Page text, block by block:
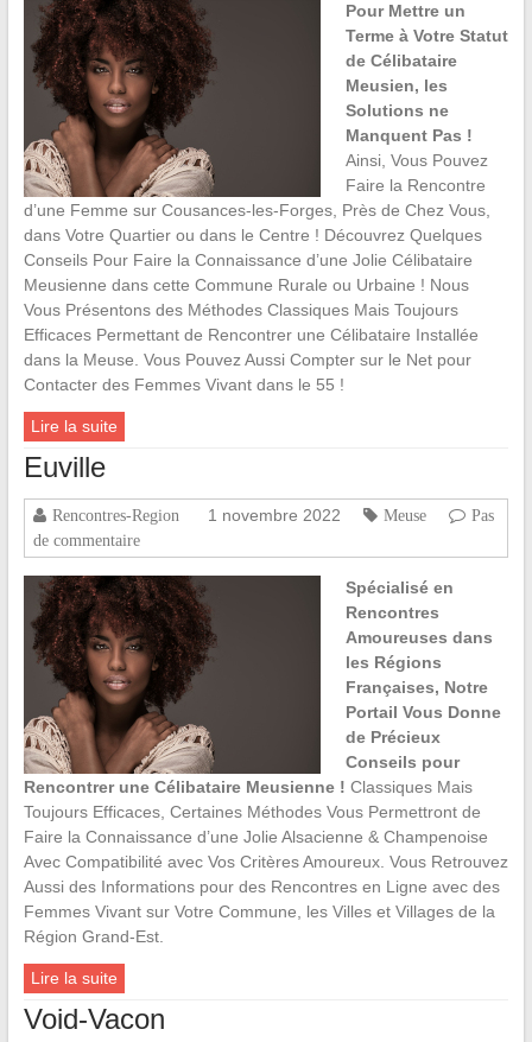
Pour Mettre un
Terme à Votre Statut
de Célibataire
Meusien, les
Solutions ne
Manquent Pas !
Ainsi, Vous Pouvez
Faire la Rencontre
d’une Femme sur Cousances-les-Forges, Près de Chez Vous,
dans Votre Quartier ou dans le Centre ! Découvrez Quelques
Conseils Pour Faire la Connaissance d’une Jolie Célibataire
Meusienne dans cette Commune Rurale ou Urbaine ! Nous
Vous Présentons des Méthodes Classiques Mais Toujours
Efficaces Permettant de Rencontrer une Célibataire Installée
dans la Meuse. Vous Pouvez Aussi Compter sur le Net pour
Contacter des Femmes Vivant dans le 55 !
Lire la suite
Euville
Rencontres-Region 1 novembre 2022 Meuse
Pas
de commentaire
Spécialisé en
Rencontres
Amoureuses dans
les Régions
Françaises, Notre
Portail Vous Donne
de Précieux
Conseils pour
Rencontrer une Célibataire Meusienne ! Classiques Mais
Toujours Efficaces, Certaines Méthodes Vous Permettront de
Faire la Connaissance d’une Jolie Alsacienne & Champenoise
Avec Compatibilité avec Vos Critères Amoureux. Vous Retrouvez
Aussi des Informations pour des Rencontres en Ligne avec des
Femmes Vivant sur Votre Commune, les Villes et Villages de la
Région Grand-Est.
Lire la suite
Void-Vacon